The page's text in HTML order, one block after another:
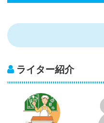
ライター紹介